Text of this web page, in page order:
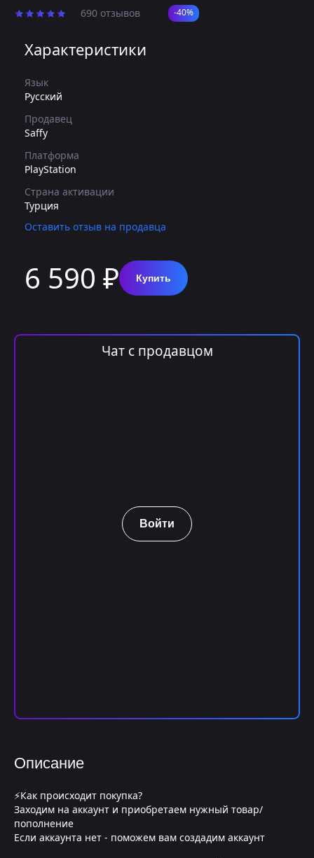
690 отзывов -40%
Характеристики
Язык
Русский
Продавец
Saffy
Платформа
PlayStation
Страна активации
Турция
Оставить отзыв на продавца
6 590 ₽ Купить
Чат с продавцом
Войти
Описание
⚡Как происходит покупка?
Заходим на аккаунт и приобретаем нужный товар/
пополнение
Если аккаунта нет - поможем вам создадим аккаунт